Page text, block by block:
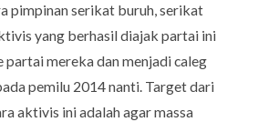
pimpinan serikat buruh, serikat
yang berhasil diajak partai ini
partai mereka dan menjadi caleg
pemilu 2014 nanti. Target dari
aktivis ini adalah agar massa